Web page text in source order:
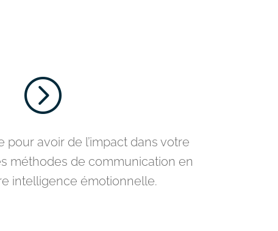
=
pour avoir de l’impact dans votre
méthodes de communication en
intelligence émotionnelle.